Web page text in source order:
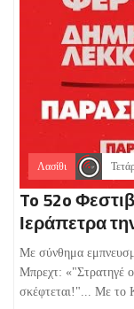
Λασίθι
To 52o
Ιεράπετρα
Με σύνθημα
Μπρεχτ: «"Στρατηγέ
σκέφτεται!"... Με το